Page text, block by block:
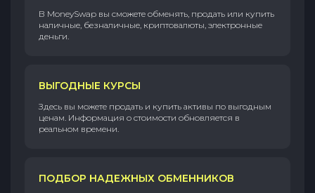
В MoneySwap вы сможете обменять, продать или купить
наличные, безналичные, криптовалюты, электронные
деньги.
ВЫГОДНЫЕ КУРСЫ
Здесь вы можете продать и купить активы по выгодным
ценам. Информация о стоимости обновляется в
реальном времени.
ПОДБОР НАДЕЖНЫХ ОБМЕННИКОВ